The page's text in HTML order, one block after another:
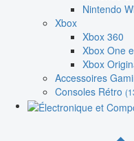
Nintendo
Xbox
Xbox 360
Xbox One
Xbox
Accessoires
Consoles Rétro